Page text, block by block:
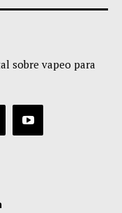
sobre vapeo para